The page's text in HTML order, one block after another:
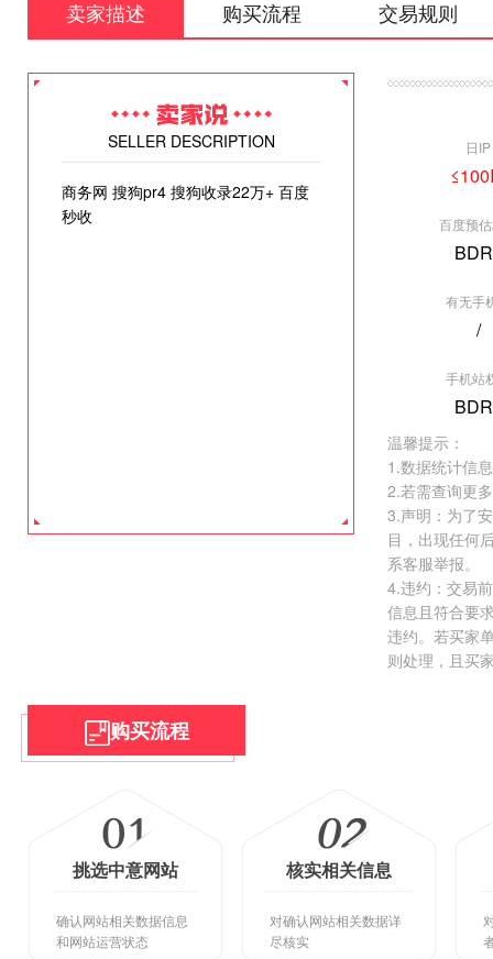
卖家描述 购买流程 交易规则
SELLER DESCRIPTION
商务网 搜狗pr4 搜狗收录22万+ 百度
秒收
日IP
百度预
有无手
/
手机站
温馨提示：
1.数据统计信
2.若需查询更
3.声明：为了
目，出现任何
系客服举报。
4.违约：交易
信息且符合要
违约。若买家
则处理，且买
权重:BDR0
去看看 >
购买流程
挑选中意网站
确认网站相关数据信息
和网站运营状态
核实相关信息
对确认网站相关数据详
尽核实